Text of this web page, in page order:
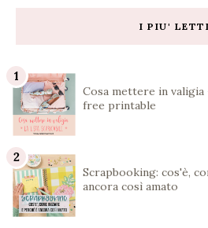
I PIU'
Cosa mettere in
free printable
Scrapbooking: cos'è,
ancora così amato